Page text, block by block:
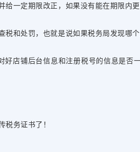
一定期限改正，如果没有能在期限内
和处罚，也就是说如果税务局发现哪
店铺后台信息和注册税号的信息是否
务证书了！